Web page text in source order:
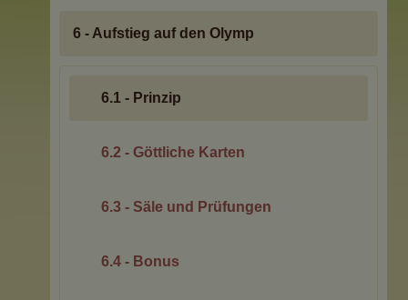
6 - Aufstieg auf den Olymp
6.1 - Prinzip
6.2 - Göttliche Karten
6.3 - Säle und Prüfungen
6.4 - Bonus